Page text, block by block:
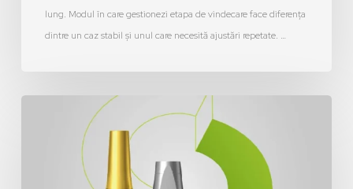
lung. Modul în care gestionezi etapa de vindecare face diferența
dintre un caz stabil și unul care necesită ajustări repetate. …